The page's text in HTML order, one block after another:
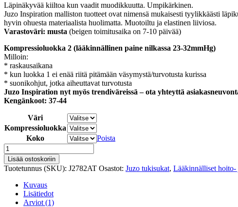
Läpinäkyvää kiiltoa kun vaadit muodikkuutta. Umpikärkinen.
Juzo Inspiration malliston tuotteet ovat nimensä mukaisesti tyylikkäästi
hyvin ohuesta materiaalista huolimatta. Muotoiltu ja elastinen liiviosa.
Varastoväri: musta (beigen toimitusaika on 7-10 päivää)
Kompressioluokka 2 (lääkinnällinen paine nilkassa 23-32mmHg)
Milloin:
* raskausaikana
* kun luokka 1 ei enää riitä pitämään väsymystä/turvotusta kurissa
* suonikohjut, jotka aiheuttavat turvotusta
Juzo Inspiration nyt myös trendiväreissä – ota yhteyttä
Kengänkoot: 37-44
Väri
Kompressioluokka
Koko
Poista
Juzo
Inspiration
2782
äitiyssukkahousut
määrä
Lisää ostoskoriin
Tuotetunnus (SKU): J2782AT Osastot: Juzo tukisukat, Lääkinnälliset hoito-
Kuvaus
Lisätiedot
Arviot (1)